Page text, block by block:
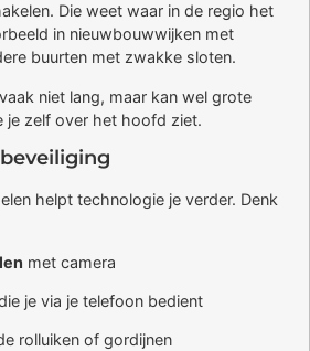
Die weet waar in de regio het
in nieuwbouwwijken met
buurten met zwakke sloten.
niet lang, maar kan wel grote
je zelf over het hoofd ziet.
helpt technologie je verder. Denk
met camera
je via je telefoon bedient
rolluiken of gordijnen